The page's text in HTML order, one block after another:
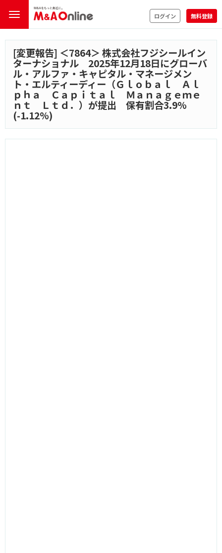
ログイン 無料登録
[変更報告] ＜7864＞ 株式会社フジシールイン
ターナショナル 2025年12月18日にグローバ
ル・アルファ・キャピタル・マネージメン
ト・エルティーディー（Ｇｌｏｂａｌ Ａｌ
ｐｈａ Ｃａｐｉｔａｌ Ｍａｎａｇｅｍｅ
ｎｔ Ｌｔｄ．）が提出 保有割合3.9%
(-1.12%)